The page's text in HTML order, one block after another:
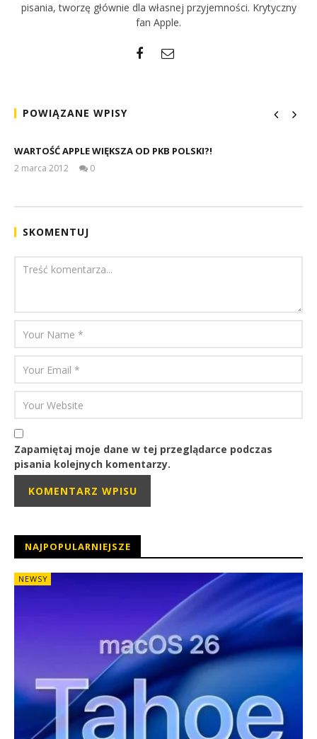
pisania, tworzę głównie dla własnej przyjemności. Krytyczny
fan Apple.
POWIĄZANE WPISY
WARTOŚĆ APPLE WIĘKSZA OD PKB POLSKI?!
2 marca 2012
0
SKOMENTUJ
Zapamiętaj moje dane w tej przeglądarce podczas
pisania kolejnych komentarzy.
NAJPOPULARNIEJSZE
NEWSY